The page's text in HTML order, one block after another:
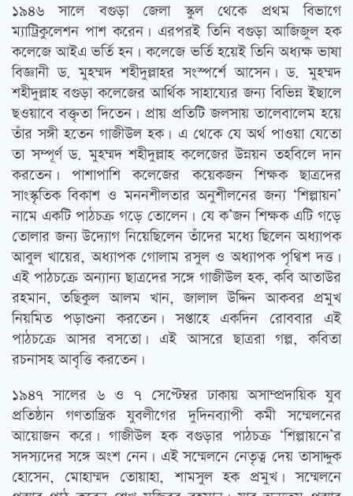
১৯৪৬ সালে বগুড়া জেলা স্কুল থেকে প্রথম বিভাগে
ম্যাট্রিকুলেশন পাশ করেন। এরপরই তিনি বগুড়া আজিজুল হক
কলেজে আইএ ভর্তি হন। কলেজে ভর্তি হয়েই তিনি অধ্যক্ষ ভাষা
বিজ্ঞানী ড. মুহম্মদ শহীদুল্লাহর সংস্পর্শে আসেন। ড. মুহম্মদ
শহীদুল্লাহ বগুড়া কলেজের আর্থিক সাহায্যের জন্য বিভিন্ন ইছালে
ছওয়াবে বক্তৃতা দিতেন। প্রায় প্রতিটি জলসায় তালেবালেম হয়ে
তাঁর সঙ্গী হতেন গাজীউল হক। এ থেকে যে অর্থ পাওয়া যেতো
তা সম্পূর্ণ ড. মুহম্মদ শহীদুল্লাহ কলেজের উন্নয়ন তহবিলে দান
করতেন। পাশাপাশি কলেজের কয়েকজন শিক্ষক ছাত্রদের
সাংস্কৃতিক বিকাশ ও মননশীলতার অনুশীলনের জন্য ‘শিল্পায়ন’
নামে একটি পাঠচক্র গড়ে তোলেন। যে ক’জন শিক্ষক এটি গড়ে
তোলার জন্য উদ্যোগ নিয়েছিলেন তাঁদের মধ্যে ছিলেন অধ্যাপক
আবুল খায়ের, অধ্যাপক গোলাম রসুল ও অধ্যাপক পৃথ্বিশ দত্ত।
এই পাঠচক্রে অন্যান্য ছাত্রদের সঙ্গে গাজীউল হক, কবি আতাউর
রহমান, তছিকুল আলম খান, জালাল উদ্দিন আকবর প্রমুখ
নিয়মিত পড়াশুনা করতেন। সপ্তাহে একদিন রোববার এই
পাঠচক্রে আসর বসতো। এই আসরে ছাত্ররা গল্প, কবিতা
রচনাসহ আবৃত্তি করতেন।
১৯৪৭ সালের ৬ ও ৭ সেপ্টেম্বর ঢাকায় অসাম্প্রদায়িক যুব
প্রতিষ্ঠান গণতান্ত্রিক যুবলীগের দুদিনব্যাপী কমী সম্মেলনের
আয়োজন করে। গাজীউল হক বগুড়ার পাঠচক্র ‘শিল্পায়নে’র
সদস্যদের সঙ্গে অংশ নেন। এই সম্মেলনে নেতৃত্ব দেয় তাসাদ্দুক
হোসেন, মোহাম্মদ তোয়াহা, শামসুল হক প্রমুখ। সম্মেলনে